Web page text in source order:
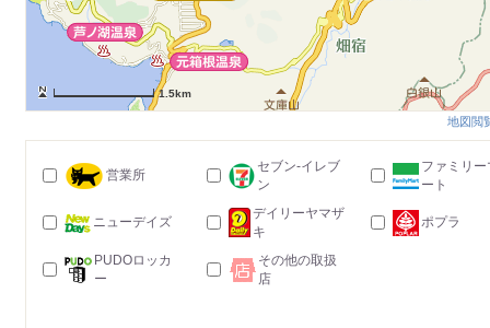
1.5km
地図閲
営業所
セブン-イレブ
ン
ファミリー
ート
ニューデイズ
デイリーヤマザ
キ
ポプラ
PUDOロッカ
ー
その他の取扱
店